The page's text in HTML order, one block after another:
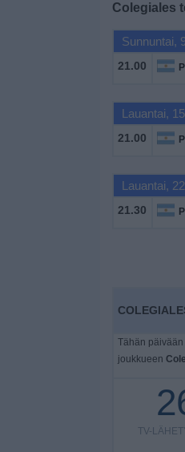
Colegiales
Sunnuntai,
21.00
Lauantai,
21.00
Lauantai,
21.30
Tähän
joukkueen
TV-